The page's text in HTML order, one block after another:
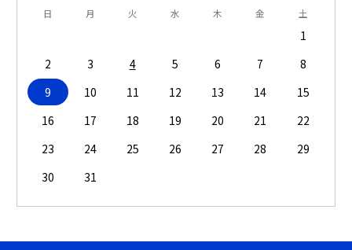
日 月 火 水 木 金 土
1
2
3 4 5 6 7
8
9
10 11 12 13 14
15
16
17 18 19 20 21
22
23
24 25 26 27 28
29
30
31